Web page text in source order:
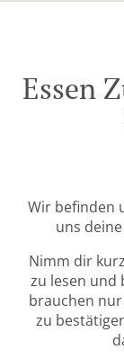
Essen
Wir befinden
uns
Nimm dir
zu lesen und
brauchen
zu